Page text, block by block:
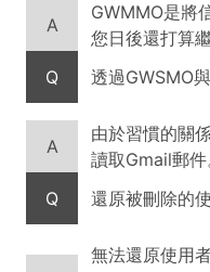
A
GWMMO是將
您日後還打算
Q
透過GWSMO
A
由於習慣的關
讀取Gmail郵
Q
還原被刪除的
無法還原使用